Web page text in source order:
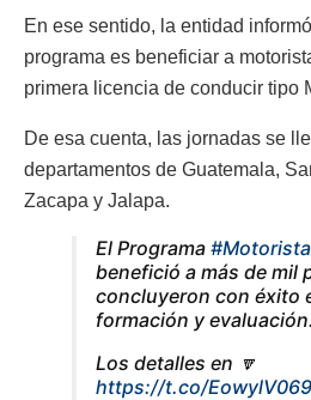
En ese sentido, la entidad
programa es beneficiar a
primera licencia de conducir tipo
De esa cuenta, las jornadas se
departamentos de Guatemala,
Zacapa y Jalapa.
El Programa
benefició a más de mil
concluyeron con éxito
formación y evaluación.
Los detalles en 🔽
https://t.co/